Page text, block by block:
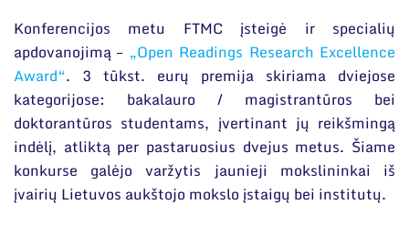
Konferencijos metu FTMC įsteigė ir specialių
apdovanojimą – „Open Readings Research Excellence
Award“. 3 tūkst. eurų premija skiriama dviejose
kategorijose: bakalauro / magistrantūros bei
doktorantūros studentams, įvertinant jų reikšmingą
indėlį, atliktą per pastaruosius dvejus metus. Šiame
konkurse galėjo varžytis jaunieji mokslininkai iš
įvairių Lietuvos aukštojo mokslo įstaigų bei institutų.